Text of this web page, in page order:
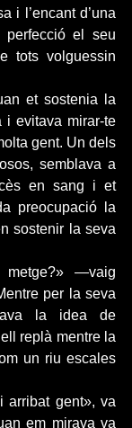
i l’encant d’una
el seu
tots volguessin
et sostenia la
i evitava mirar-te
gent. Un dels
semblava a
en sang i et
preocupació la
sostenir la seva
—vaig
per la seva
la idea de
replà mentre la
un riu escales
arribat gent», va
em mirava va